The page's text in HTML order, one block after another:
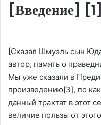
[Введение] [1]
[Сказал Шмуэль сын
автор, память о
Мы уже сказали в
произведению[3], по
данный трактат в этот
величие пользы от